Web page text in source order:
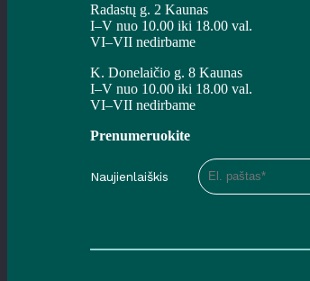
Radastų g. 2 Kaunas
I–V nuo 10.00 iki 18.00 val.
VI–VII nedirbame
K. Donelaičio g. 8 Kaunas
I–V nuo 10.00 iki 18.00 val.
VI–VII nedirbame
Prenumeruokite
Naujienlaiškis